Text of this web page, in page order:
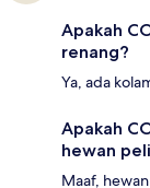
Apakah
renang?
Ya, ada
Apakah
hewan
Maaf,